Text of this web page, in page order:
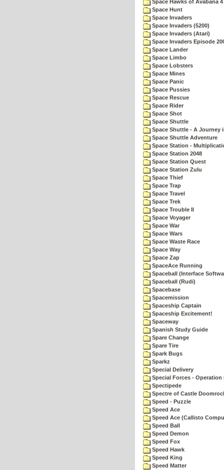
Space Hawks of Avabana 4
Space Hunt
Space Invaders
Space Invaders (5200)
Space Invaders (Atari)
Space Invaders Episode
Space Lander
Space Limbo
Space Lobsters
Space Mines
Space Panic
Space Pussies
Space Rescue
Space Rider
Space Shot
Space Shuttle
Space Shuttle - A Journey
Space Shuttle Adventure
Space Station -
Space Station 2048
Space Station Quest
Space Station Zulu
Space Thief
Space Trap
Space Travel
Space Trek
Space Trouble II
Space Voyager
Space War
Space Wars
Space Waste Race
Space Way
Space Zap
SpaceAce Running
Spaceball (Interface
Spaceball (Rudi)
Spacebase
Spacemission
Spaceship Captain
Spaceship Excitement!
Spaceway
Spanish Study Guide
Spare Change
Spare Tire
Spark Bugs
Sparkz
Special Delivery
Special Forces - Operation
Spectipede
Spectre of Castle
Speed - Puzzle
Speed Ace
Speed Ace (Callisto
Speed Ball
Speed Demon
Speed Fox
Speed Hawk
Speed King
Speed Matter